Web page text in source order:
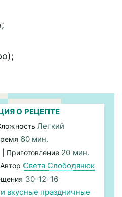
О РЕЦЕПТЕ
Легкий
60 мин.
| Приготовление 20 мин.
Автор Света Слободянюк
30-12-16
вкусные праздничные